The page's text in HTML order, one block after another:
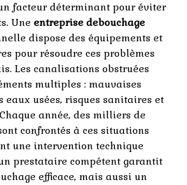
facteur déterminant pour éviter
Une entreprise debouchage
dispose des équipements et
pour résoudre ces problèmes
Les canalisations obstruées
multiples : mauvaises
eaux usées, risques sanitaires et
année, des milliers de
confrontés à ces situations
une intervention technique
prestataire compétent garantit
efficace, mais aussi un